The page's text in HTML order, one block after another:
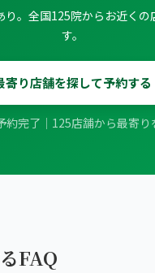
り。全国125院からお近くの
す。
寄り店舗を探して予約する
約完了｜125店舗から最寄り
FAQ